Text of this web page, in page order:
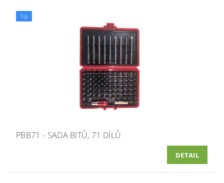
Tip
PBB71 - SADA BITŮ, 71 DÍLŮ
DETAIL